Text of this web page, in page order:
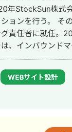
年StockSun株式
ョンを行う。 そ
責任者に就任。
、インバウンド
化支援を中心に、
WEBサイト設計